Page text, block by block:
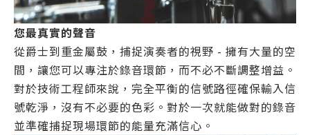
您最真實的聲音
從爵士到重金屬鼓，捕捉演奏者的視野 - 擁有大量的空
間，讓您可以專注於錄音環節，而不必不斷調整增益。
對於技術工程師來說，完全平衡的信號路徑確保輸入信
號乾淨，沒有不必要的色彩。對於一次就能做對的錄音
並準確捕捉現場環節的能量充滿信心。